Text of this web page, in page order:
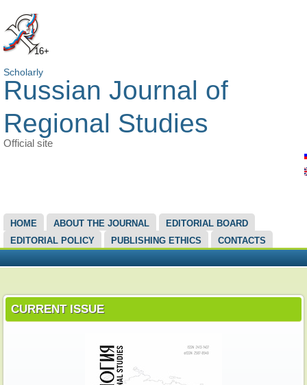
16+
Scholarly
Russian Journal of
Regional Studies
Official site
MAIN MENU
HOME ABOUT THE JOURNAL
EDITORIAL BOARD
EDITORIAL POLICY
PUBLISHING ETHICS CONTACTS
CURRENT ISSUE